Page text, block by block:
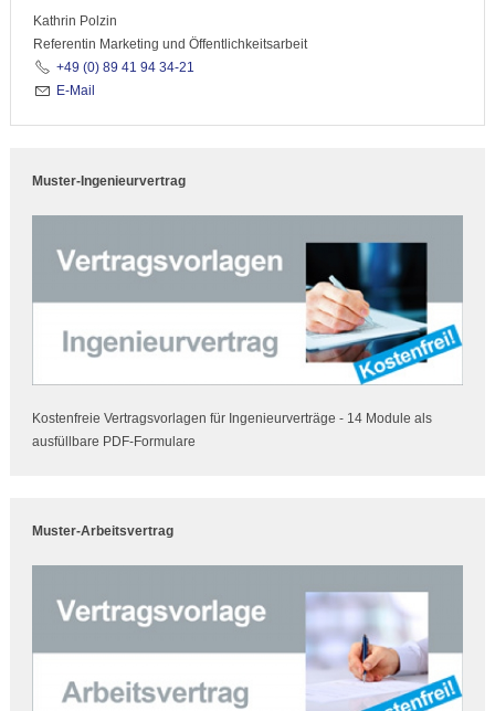
Kathrin Polzin
Referentin Marketing und Öffentlichkeitsarbeit
+49 (0) 89 41 94 34-21
E-Mail
Muster-Ingenieurvertrag
Kostenfreie Vertragsvorlagen für Ingenieurverträge - 14 Module als
ausfüllbare PDF-Formulare
Muster-Arbeitsvertrag